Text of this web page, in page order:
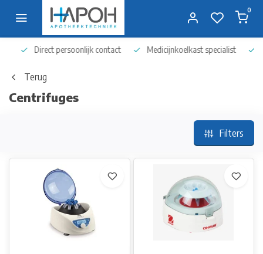
0
Direct persoonlijk contact Medicijnkoelkast specialist Op
Terug
Centrifuges
Filters